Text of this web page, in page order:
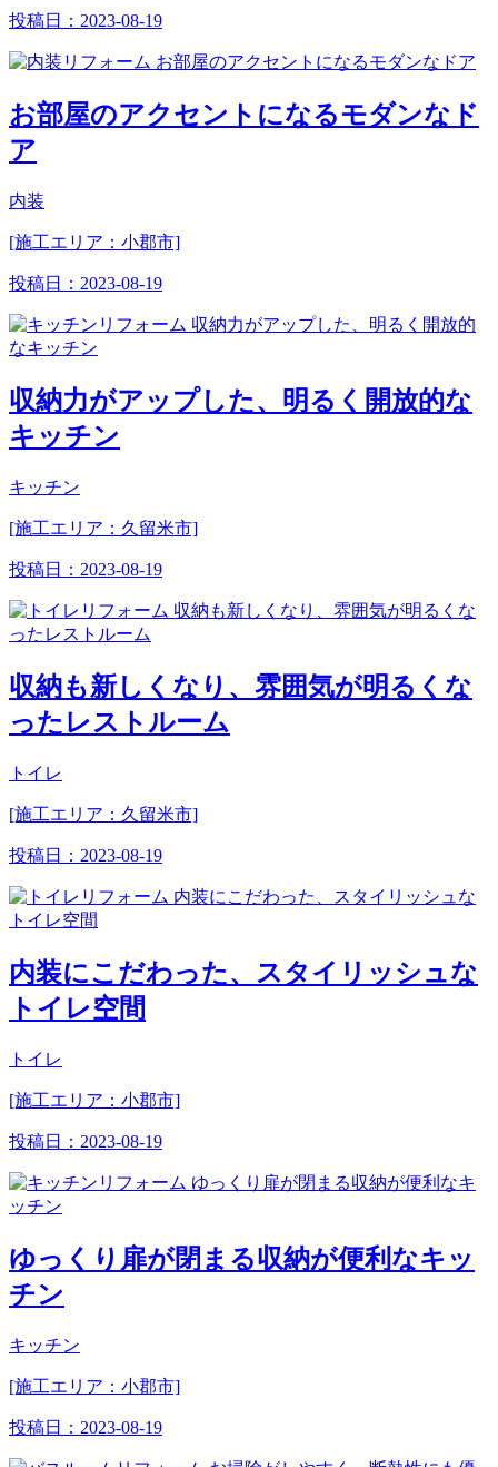
投稿日： 2023-08-19
お部屋のアクセントになるモダンなド
ア
内装
[施工エリア：小郡市]
投稿日： 2023-08-19
収納力がアップした、明るく開放的な
キッチン
キッチン
[施工エリア：久留米市]
投稿日： 2023-08-19
収納も新しくなり、雰囲気が明るくな
ったレストルーム
トイレ
[施工エリア：久留米市]
投稿日： 2023-08-19
内装にこだわった、スタイリッシュな
トイレ空間
トイレ
[施工エリア：小郡市]
投稿日： 2023-08-19
ゆっくり扉が閉まる収納が便利なキッ
チン
キッチン
[施工エリア：小郡市]
投稿日： 2023-08-19